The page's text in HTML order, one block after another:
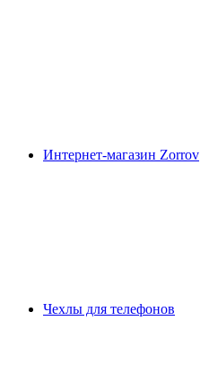
Интернет-магазин Zorrov
Чехлы для телефонов